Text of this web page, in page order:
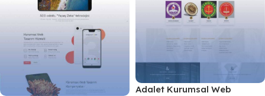
Adalet Kurumsal Web